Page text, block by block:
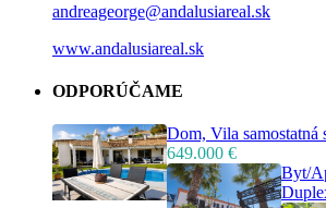
andreageorge@andalusiareal.sk
www.andalusiareal.sk
ODPORÚČAME
Dom, Vila samostatná
649.000 €
Byt/